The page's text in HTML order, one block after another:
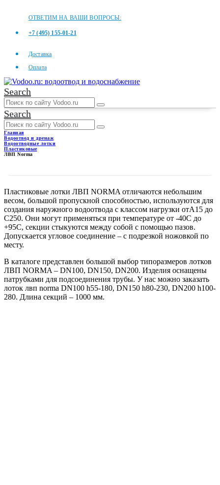
ОТВЕТИМ НА ВАШИ ВОПРОСЫ:
+7 (495) 155-01-21
Доставка
Оплата
Search
Search
Главная
Водоотвод и дренаж
Водоотводные лотки
Пластиковые
ЛВП Norma
Пластиковые лотки ЛВП NORMA отличаются небольшим
весом, большой пропускной способностью, используются для
создания наружного водоотвода с классом нагрузки отА15 до
С250. Они могут применяться при температуре от -40С до
+95С, секции стыкуются между собой с помощью пазов.
Допускается угловое соединение – с подрезкой ножовкой по
месту.
В каталоге представлен большой выбор типоразмеров лотков
ЛВП NORMA – DN100, DN150, DN200. Изделия оснащены
патрубками для подсоединения трубы. У нас можно заказать
лоток лвп norma DN100 h55-180, DN150 h80-230, DN200 h100-
280. Длина секций – 1000 мм.